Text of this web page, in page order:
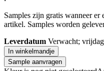
Samples zijn gratis wanneer er
artikel. Samples worden
Leverdatum Verwacht;
In winkelmandje
Sample aanvragen